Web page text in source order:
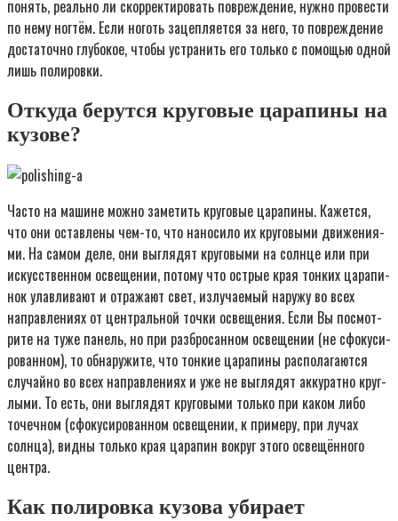
понять, реаль­но ли скор­рек­ти­ро­вать повре­жде­ние, нуж­но про­ве­сти
по нему ног­тём. Если ноготь зацеп­ля­ет­ся за него, то повре­жде­ние
доста­точ­но глу­бо­кое, что­бы устра­нить его толь­ко с помо­щью одной
лишь полировки.
Откуда берутся круговые царапины на
кузове?
Часто на машине мож­но заме­тить кру­го­вые цара­пи­ны. Кажет­ся,
что они остав­ле­ны чем-то, что нано­си­ло их кру­го­вы­ми дви­же­ни­я­
ми. На самом деле, они выгля­дят кру­го­вы­ми на солн­це или при
искус­ствен­ном осве­ще­нии, пото­му что ост­рые края тон­ких цара­пи­
нок улав­ли­ва­ют и отра­жа­ют свет, излу­ча­е­мый нару­жу во всех
направ­ле­ни­ях от цен­траль­ной точ­ки осве­ще­ния. Если Вы посмот­
ри­те на туже панель, но при раз­бро­сан­ном осве­ще­нии (не сфо­ку­си­
ро­ван­ном), то обна­ру­жи­те, что тон­кие цара­пи­ны рас­по­ла­га­ют­ся
слу­чай­но во всех направ­ле­ни­ях и уже не выгля­дят акку­рат­но круг­
лы­ми. То есть, они выгля­дят кру­го­вы­ми толь­ко при каком либо
точеч­ном (сфо­ку­си­ро­ван­ном осве­ще­нии, к при­ме­ру, при лучах
солн­ца), вид­ны толь­ко края цара­пин вокруг это­го осве­щён­но­го
центра.
Как полировка кузова убирает